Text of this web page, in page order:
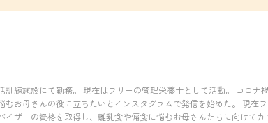
練施設にて勤務。 現在はフリーの管理栄養士として活動。 コロナ
むお母さんの役に立ちたいとインスタグラムで発信を始めた。 現在
イザーの資格を取得し、離乳食や偏食に悩むお母さんたちに向けてカ